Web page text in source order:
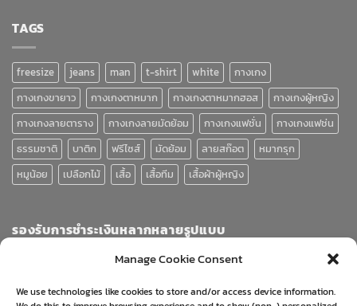
Manage Cookie Consent
We use technologies like cookies to store and/or access device information.
TAGS
freesize jeans man t-shirt white
กางเกง
กางเกงขายาว
กางเกงตาหมาก กางเกงตาหมากฮอส
กางเกงผู้หญิง
กางเกงลายตาราง
กางเกงลายมัดย้อม กางเกงแฟชั่น
กางเกงแฟช่น
ธรรมชาติ
บาติก ฟรีไซส์ มัดย้อม ลายสก๊อต
หมากรุก
หมูน้อย
เปลือกไม้ เสื้อ เสื้อทีม เสื้อผ้าผู้หญิง
รองรับการชำระเงินหลากหลายรูปแบบ